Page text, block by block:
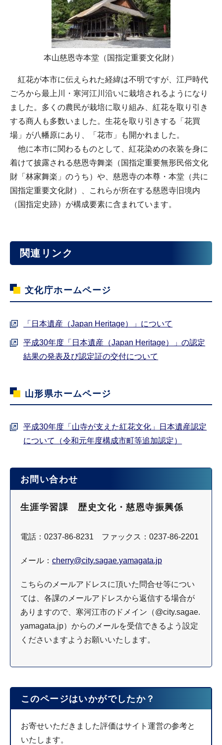
本山慈恩寺本堂（国指定重要文化財）
紅花が本市に伝えられた経緯は不明ですが、江戸時代
ごろから最上川・寒河江川沿いに栽培されるようになり
ました。多くの農民が栽培に取り組み、紅花を取り引き
する商人も多数いました。生花を取り引きする「花買
場」が八幡原にあり、「花市」も開かれました。
他に本市に関わるものとして、紅花染めの衣装を身に
着けて披露される慈恩寺舞楽（国指定重要無形民俗文化
財「林家舞楽」のうち）や、慈恩寺の本尊・本堂（共に
国指定重要文化財）、これらが所在する慈恩寺旧境内
（国指定史跡）が構成要素に含まれています。
関連リンク
文化庁ホームページ
「日本遺産（Japan Heritage）」について
平成30年度「日本遺産（Japan Heritage）」の認定
結果の発表及び認定証の交付について
山形県ホームページ
平成30年度「山寺が支えた紅花文化」日本遺産認定
について（令和元年度構成市町等追加認定）
お問い合わせ
生涯学習課 歴史文化・慈恩寺振興係
電話：0237-86-8231 ファックス：0237-86-2201
メール： cherry@city.sagae.yamagata.jp
こちらのメールアドレスに頂いた問合せ等につい
ては、各課のメールアドレスから返信する場合が
ありますので、寒河江市のドメイン（@city.sagae.
yamagata.jp）からのメールを受信できるよう設定
くださいますようお願いいたします。
このページはいかがでしたか？
お寄せいただきました評価はサイト運営の参考と
いたします。